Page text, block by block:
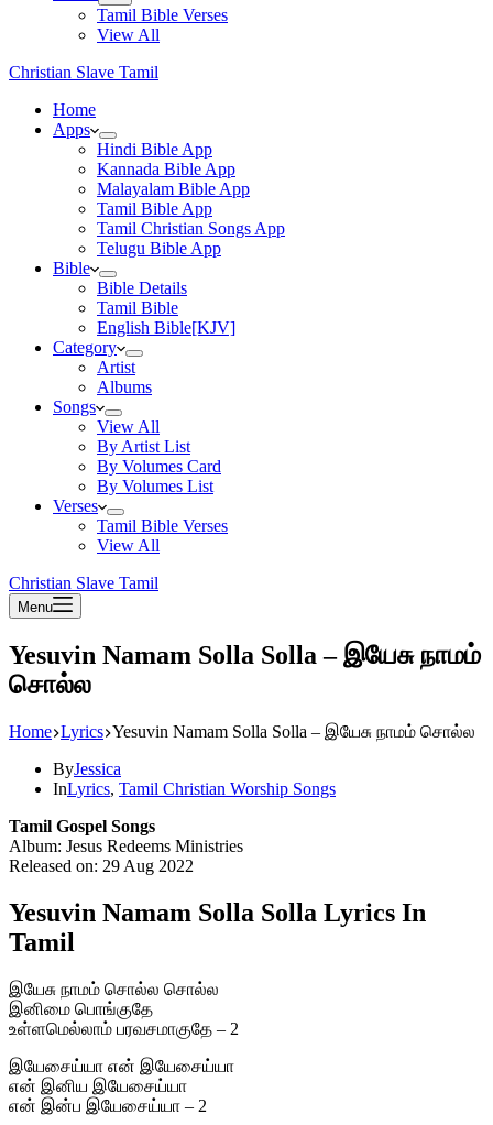
Tamil Bible Verses
View All
Christian Slave Tamil
Home
Apps
Hindi Bible App
Kannada Bible App
Malayalam Bible App
Tamil Bible App
Tamil Christian Songs App
Telugu Bible App
Bible
Bible Details
Tamil Bible
English Bible[KJV]
Category
Artist
Albums
Songs
View All
By Artist List
By Volumes Card
By Volumes List
Verses
Tamil Bible Verses
View All
Christian Slave Tamil
Menu
Yesuvin Namam Solla Solla – இயேசு நாமம்
சொல்ல
Home Lyrics Yesuvin Namam Solla Solla – இயேசு நாமம் சொல்ல
ByJessica
InLyrics, Tamil Christian Worship Songs
Tamil Gospel Songs
Album: Jesus Redeems Ministries
Released on: 29 Aug 2022
Yesuvin Namam Solla Solla Lyrics In
Tamil
இயேசு நாமம் சொல்ல சொல்ல
இனிமை பொங்குதே
உள்ளமெல்லாம் பரவசமாகுதே – 2
இயேசைய்யா என் இயேசைய்யா
என் இனிய இயேசைய்யா
என் இன்ப இயேசைய்யா – 2